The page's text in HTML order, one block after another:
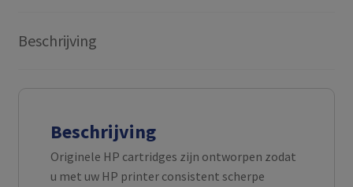
Beschrijving
Beschrijving
Originele HP cartridges zijn ontworpen zodat
u met uw HP printer consistent scherpe